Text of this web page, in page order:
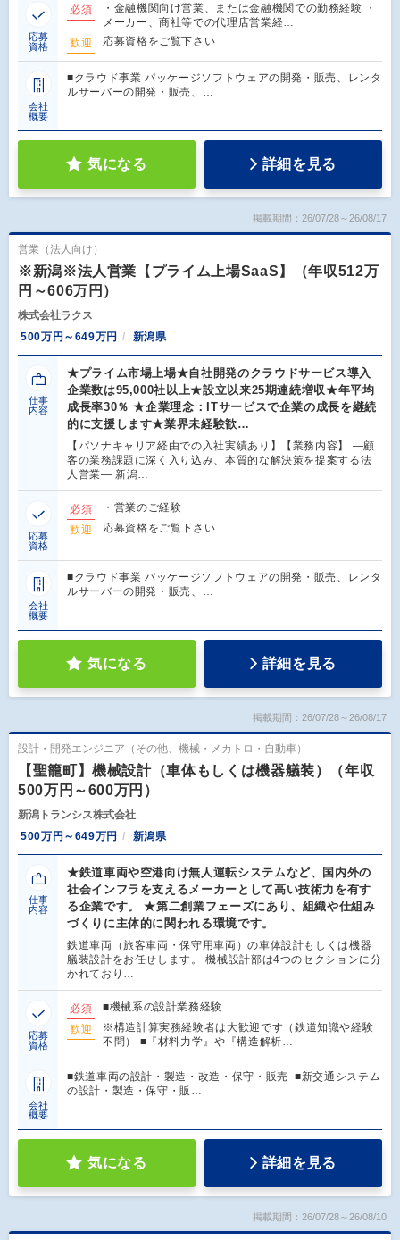
応募
資格
必須
・金融機関向け営業、または金融機関での勤務経験 ・
メーカー、商社等での代理店営業経…
歓迎
応募資格をご覧下さい
会社
概要
■クラウド事業 パッケージソフトウェアの開発・販売、レンタ
ルサーバーの開発・販売、…
気になる 詳細を見る
掲載期間：26/07/28～26/08/17
営業（法人向け）
※新潟※法人営業【プライム上場SaaS】（年収512万
円～606万円）
株式会社ラクス
500万円～649万円
新潟県
仕事
内容
★プライム市場上場★自社開発のクラウドサービス導入
企業数は95,000社以上★設立以来25期連続増収★年平均
成長率30％ ★企業理念：ITサービスで企業の成長を継続
的に支援します★業界未経験歓…
【パソナキャリア経由での入社実績あり】【業務内容】 ―顧
客の業務課題に深く入り込み、本質的な解決策を提案する法
人営業― 新潟…
応募
資格
必須
・営業のご経験
歓迎
応募資格をご覧下さい
会社
概要
■クラウド事業 パッケージソフトウェアの開発・販売、レンタ
ルサーバーの開発・販売、…
気になる 詳細を見る
掲載期間：26/07/28～26/08/17
設計・開発エンジニア（その他、機械・メカトロ・自動車）
【聖籠町】機械設計（車体もしくは機器艤装）（年収
500万円～600万円）
新潟トランシス株式会社
500万円～649万円
新潟県
仕事
内容
★鉄道車両や空港向け無人運転システムなど、国内外の
社会インフラを支えるメーカーとして高い技術力を有す
る企業です。 ★第二創業フェーズにあり、組織や仕組み
づくりに主体的に関われる環境です。
鉄道車両（旅客車両・保守用車両）の車体設計もしくは機器
艤装設計をお任せします。 機械設計部は4つのセクションに分
かれており…
応募
資格
必須
■機械系の設計業務経験
歓迎
※構造計算実務経験者は大歓迎です（鉄道知識や経験
不問） ■『材料力学』や『構造解析…
会社
概要
■鉄道車両の設計・製造・改造・保守・販売 ■新交通システム
の設計・製造・保守・販…
気になる 詳細を見る
掲載期間：26/07/28～26/08/10